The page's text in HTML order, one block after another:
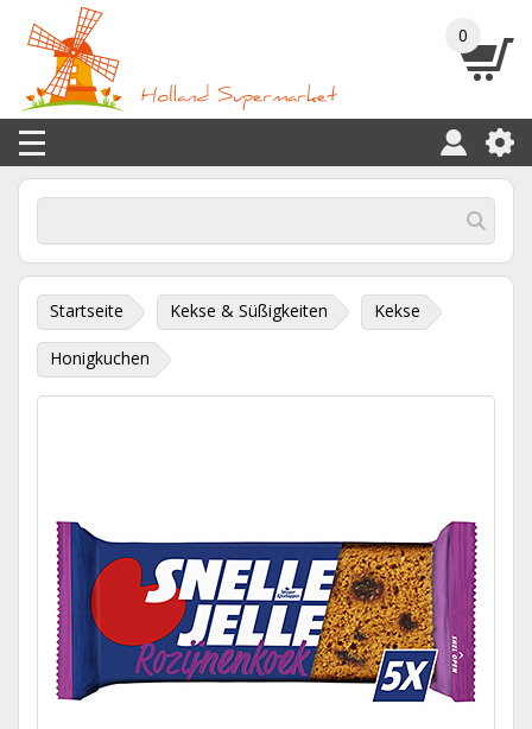
0
Startseite Kekse & Süßigkeiten Kekse
Honigkuchen